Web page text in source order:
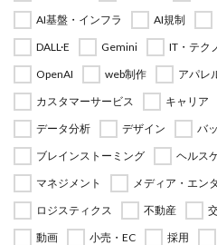
AI基盤・インフラ
AI規制
DALL·E
Gemini IT・テク
OpenAI
web制作 アパレ
カスタマーサービス
キャリア
データ分析
デザイン
バ
ブレインストーミング
ヘルス
マネジメント
メディア・エン
ロジスティクス
不動産
動画
小売・EC 採用